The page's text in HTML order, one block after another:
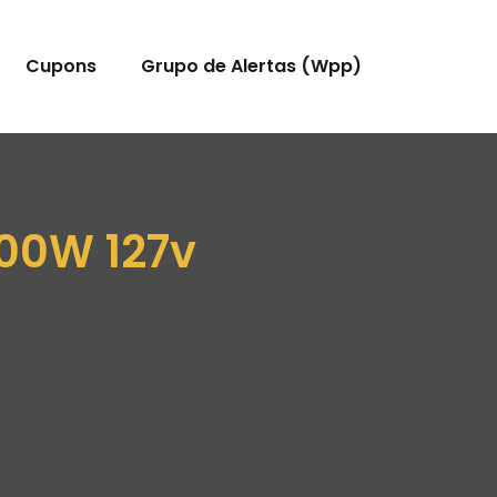
Cupons Grupo de Alertas (Wpp)
127v